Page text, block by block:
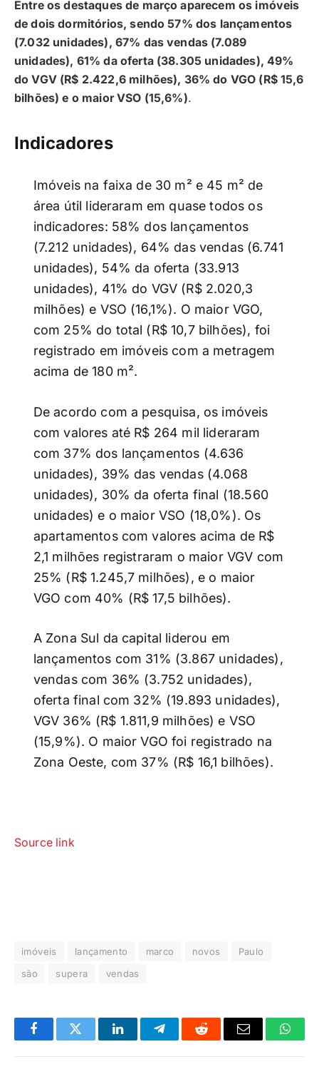
Entre os destaques de março aparecem os imóveis
de dois dormitórios, sendo 57% dos lançamentos
(7.032 unidades), 67% das vendas (7.089
unidades), 61% da oferta (38.305 unidades), 49%
do VGV (R$ 2.422,6 milhões), 36% do VGO (R$ 15,6
bilhões) e o maior VSO (15,6%).
Indicadores
Imóveis na faixa de 30 m² e 45 m² de
área útil lideraram em quase todos os
indicadores: 58% dos lançamentos
(7.212 unidades), 64% das vendas (6.741
unidades), 54% da oferta (33.913
unidades), 41% do VGV (R$ 2.020,3
milhões) e VSO (16,1%). O maior VGO,
com 25% do total (R$ 10,7 bilhões), foi
registrado em imóveis com a metragem
acima de 180 m².
De acordo com a pesquisa, os imóveis
com valores até R$ 264 mil lideraram
com 37% dos lançamentos (4.636
unidades), 39% das vendas (4.068
unidades), 30% da oferta final (18.560
unidades) e o maior VSO (18,0%). Os
apartamentos com valores acima de R$
2,1 milhões registraram o maior VGV com
25% (R$ 1.245,7 milhões), e o maior
VGO com 40% (R$ 17,5 bilhões).
A Zona Sul da capital liderou em
lançamentos com 31% (3.867 unidades),
vendas com 36% (3.752 unidades),
oferta final com 32% (19.893 unidades),
VGV 36% (R$ 1.811,9 milhões) e VSO
(15,9%). O maior VGO foi registrado na
Zona Oeste, com 37% (R$ 16,1 bilhões).
Source link
imóveis lançamento marco novos
Paulo
são
supera vendas
FacebookTwitter LinkedInTelegramaReddit
E-